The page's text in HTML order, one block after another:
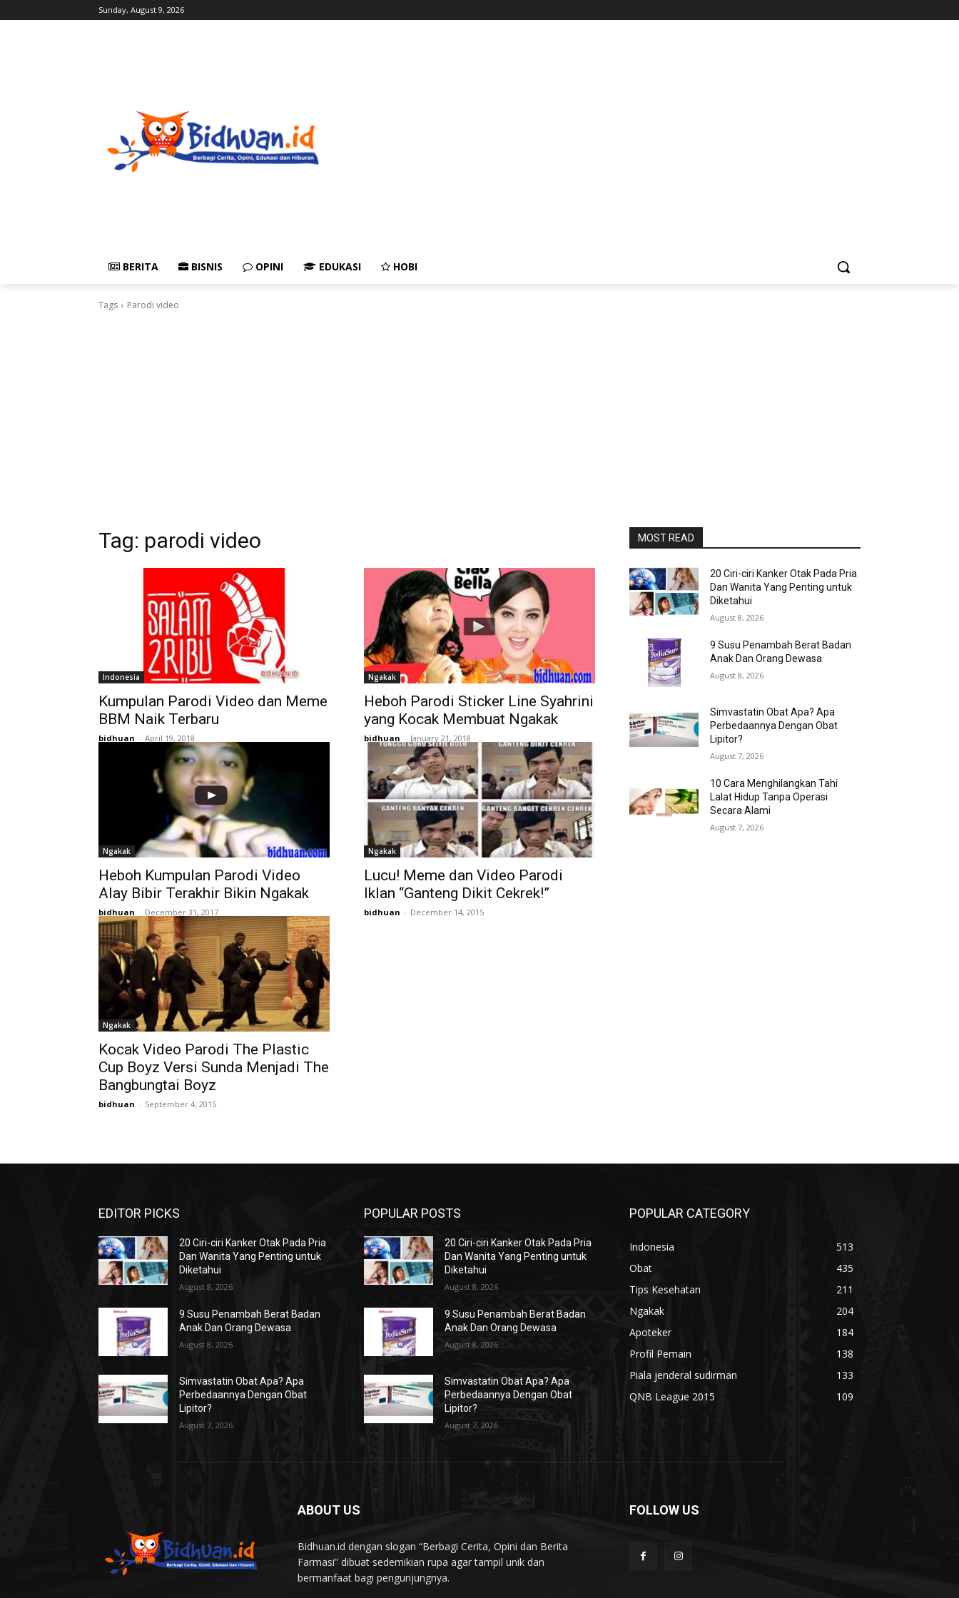
Sunday, August 9, 2026
BERITA BISNIS OPINI EDUKASI HOBI
Tags Parodi video
Tag: parodi video
Indonesia
Kumpulan Parodi Video dan Meme
BBM Naik Terbaru
bidhuan - April 19, 2018
Ngakak
Heboh Parodi Sticker Line Syahrini
yang Kocak Membuat Ngakak
bidhuan - January 21, 2018
Ngakak
Heboh Kumpulan Parodi Video
Alay Bibir Terakhir Bikin Ngakak
bidhuan - December 31, 2017
Ngakak
Lucu! Meme dan Video Parodi
Iklan “Ganteng Dikit Cekrek!”
bidhuan - December 14, 2015
Ngakak
Kocak Video Parodi The Plastic
Cup Boyz Versi Sunda Menjadi The
Bangbungtai Boyz
bidhuan - September 4, 2015
MOST READ
20 Ciri-ciri Kanker Otak Pada Pria
Dan Wanita Yang Penting untuk
Diketahui
August 8, 2026
9 Susu Penambah Berat Badan
Anak Dan Orang Dewasa
August 8, 2026
Simvastatin Obat Apa? Apa
Perbedaannya Dengan Obat
Lipitor?
August 7, 2026
10 Cara Menghilangkan Tahi
Lalat Hidup Tanpa Operasi
Secara Alami
August 7, 2026
EDITOR PICKS
20 Ciri-ciri Kanker Otak Pada Pria
Dan Wanita Yang Penting untuk
Diketahui
August 8, 2026
9 Susu Penambah Berat Badan
Anak Dan Orang Dewasa
August 8, 2026
Simvastatin Obat Apa? Apa
Perbedaannya Dengan Obat
Lipitor?
August 7, 2026
POPULAR POSTS
20 Ciri-ciri Kanker Otak Pada Pria
Dan Wanita Yang Penting untuk
Diketahui
August 8, 2026
9 Susu Penambah Berat Badan
Anak Dan Orang Dewasa
August 8, 2026
Simvastatin Obat Apa? Apa
Perbedaannya Dengan Obat
Lipitor?
August 7, 2026
POPULAR CATEGORY
Indonesia
513
Obat
435
Tips Kesehatan
211
Ngakak
204
Apoteker
184
Profil Pemain
138
Piala jenderal sudirman
133
QNB League 2015
109
ABOUT US
Bidhuan.id dengan slogan “Berbagi Cerita, Opini dan Berita
Farmasi” dibuat sedemikian rupa agar tampil unik dan
bermanfaat bagi pengunjungnya.
FOLLOW US